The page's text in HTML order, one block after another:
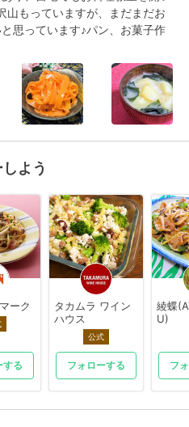
山もっていますが、まだまだお
思っています♪パン、お菓子作
よう
ーク
する
タカムラ ワイン
ハウス
公式
フォローする
綾蝶
U)
フ